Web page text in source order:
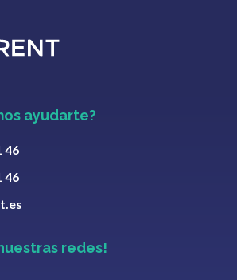
ayudarte?
46
46
redes!